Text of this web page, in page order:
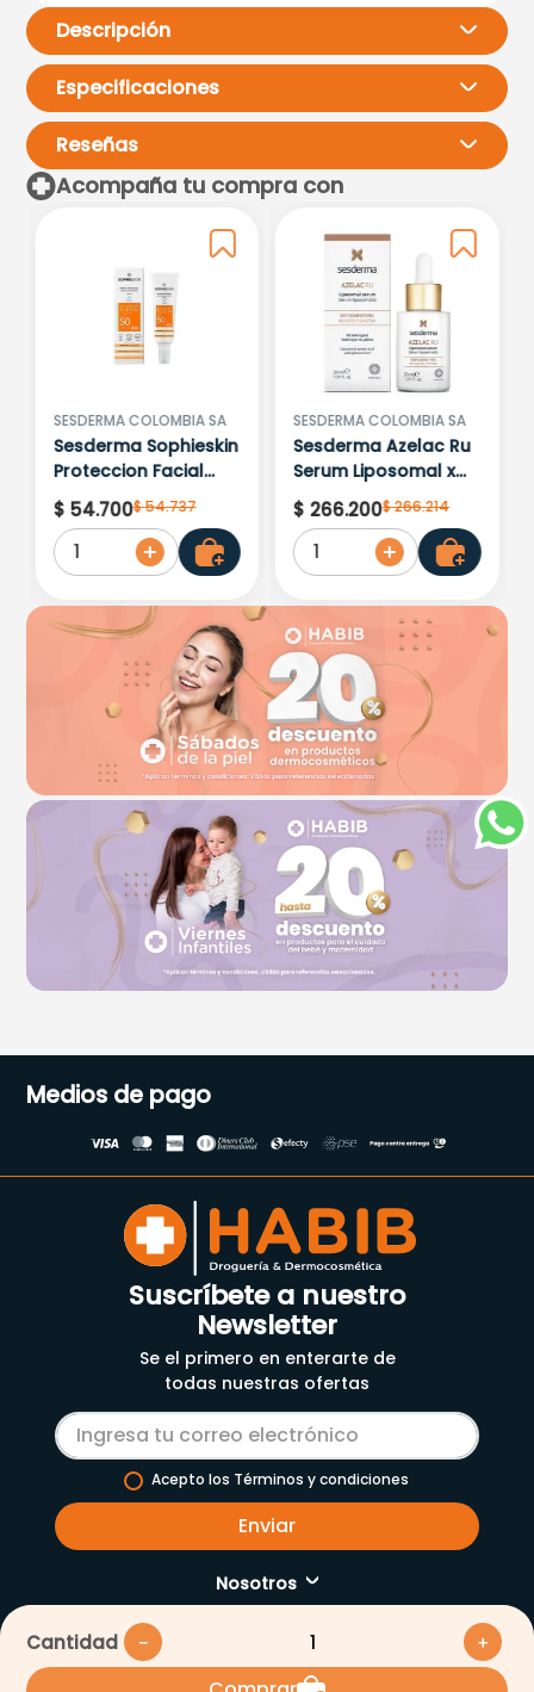
Cantidad ＋
－
Descripción
Especificaciones
Reseñas
Por favor, inicia sesión para
escribir un comentario.
Más reciente
Acompaña tu compra con
SESDERMA COLOMBIA SA
Sesderma Sophieskin
Proteccion Facial
Kids Hypoallergenic
Spf 500 Moisturising
$ 54.700$54.737
1
SESDERMA COLOMBIA SA
Sesderma Azelac Ru
Serum Liposomal x
30ml
$ 266.200$266.214
1
Medios de pago
Suscríbete a nuestro
Newsletter
Se el primero en enterarte de
todas nuestras ofertas
Acepto los Términos y condiciones
Enviar
Nosotros
Nuestra empresa